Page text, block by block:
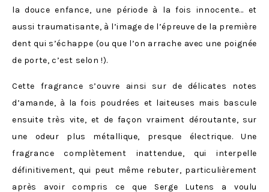
la douce enfance, une période à la fois innocente… et
aussi traumatisante, à l’image de l’épreuve de la première
dent qui s’échappe (ou que l’on arrache avec une poignée
de porte, c’est selon !).
Cette fragrance s’ouvre ainsi sur de délicates notes
d’amande, à la fois poudrées et laiteuses mais bascule
ensuite très vite, et de façon vraiment déroutante, sur
une odeur plus métallique, presque électrique. Une
fragrance complètement inattendue, qui interpelle
définitivement, qui peut même rebuter, particulièrement
après avoir compris ce que Serge Lutens a voulu